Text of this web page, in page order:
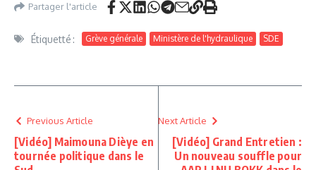
Partager l'article
Étiquetté : Grève générale Ministère de l'hydraulique SDE
Previous Article
[Vidéo] Maimouna Dièye en
tournée politique dans le
Next Article
[Vidéo] Grand Entretien :
Un nouveau souffle pour